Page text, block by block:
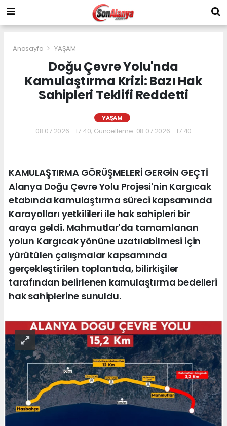
Anasayfa YAŞAM
Doğu Çevre Yolu'nda
Kamulaştırma Krizi: Bazı Hak
Sahipleri Teklifi Reddetti
YAŞAM
08.07.2026 - 17:40, Güncelleme: 08.07.2026 - 17:40
KAMULAŞTIRMA GÖRÜŞMELERİ GERGİN GEÇTİ
Alanya Doğu Çevre Yolu Projesi'nin Kargıcak
etabında kamulaştırma süreci kapsamında
Karayolları yetkilileri ile hak sahipleri bir
araya geldi. Mahmutlar'da tamamlanan
yolun Kargıcak yönüne uzatılabilmesi için
yürütülen çalışmalar kapsamında
gerçekleştirilen toplantıda, bilirkişiler
tarafından belirlenen kamulaştırma bedelleri
hak sahiplerine sunuldu.